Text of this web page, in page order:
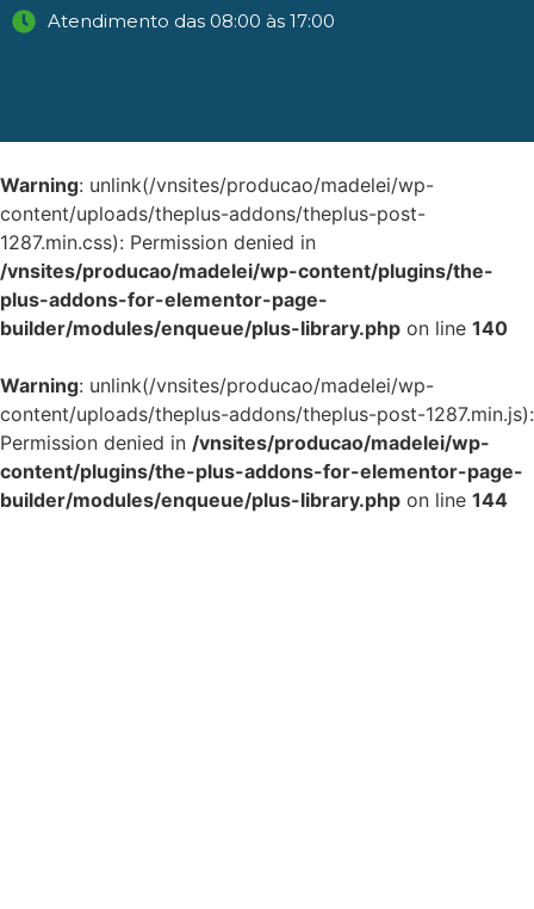
Atendimento das 08:00 às 17:00
Warning: unlink(/vnsites/producao/madelei/wp-
content/uploads/theplus-addons/theplus-post-
1287.min.css): Permission denied in
/vnsites/producao/madelei/wp-content/plugins/the-
plus-addons-for-elementor-page-
builder/modules/enqueue/plus-library.php on line 140
Warning: unlink(/vnsites/producao/madelei/wp-
content/uploads/theplus-addons/theplus-post-1287.min.js):
Permission denied in /vnsites/producao/madelei/wp-
content/plugins/the-plus-addons-for-elementor-page-
builder/modules/enqueue/plus-library.php on line 144